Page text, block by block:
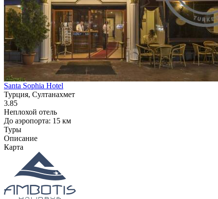
Santa Sophia Hotel
Турция, Султанахмет
3.85
Неплохой отель
До аэропорта: 15 км
Туры
Описание
Карта